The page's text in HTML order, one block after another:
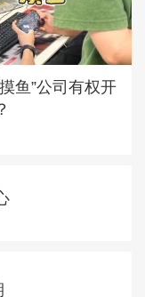
摸鱼”公司有权开